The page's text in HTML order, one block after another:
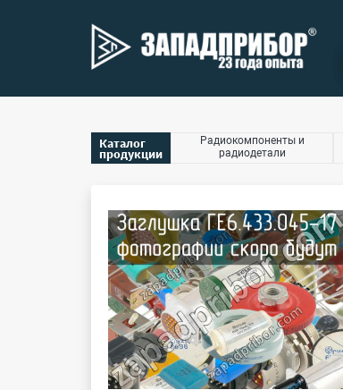
Каталог
продукции
Радиокомпоненты и
радиодетали